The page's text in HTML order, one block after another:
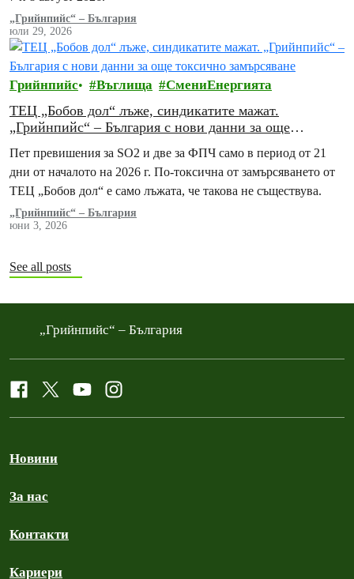
„Грийнпийс“ – България
юли 29, 2026
Грийнпийс Въглища СмениЕнергията
ТЕЦ „Бобов дол“ лъже, синдикатите мажат.
„Грийнпийс“ – България с нови данни за още
Пет превишения за SO2 и две за ФПЧ само в период от 21
дни от началото на 2026 г. По-токсична от замърсяването от
ТЕЦ „Бобов дол“ е само лъжата, че такова не съществува.
„Грийнпийс“ – България
юни 3, 2026
See all posts
„Грийнпийс“ – България
Новини
За нас
Контакти
Кариери